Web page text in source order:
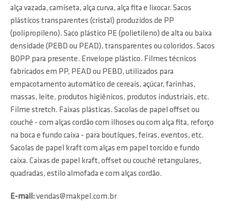
alça vazada, camiseta, alça curva, alça fita e lixocar. Sacos
plásticos transparentes (cristal) produzidos de PP
(polipropileno). Saco plástico PE (polietileno) de alta ou baixa
densidade (PEBD ou PEAD), transparentes ou coloridos. Sacos
BOPP para presente. Envelope plástico. Filmes técnicos
fabricados em PP, PEAD ou PEBD, utilizados para
empacotamento automático de cereais, açúcar, farinhas,
massas, leite, produtos higiênicos, produtos industriais, etc.
Filme stretch. Faixas plásticas. Sacolas de papel offset ou
couché - com alças cordão com ilhoses ou com alça fita, reforço
na boca e fundo caixa - para boutiques, feiras, eventos, etc.
Sacolas de papel kraft com alças em papel torcido e fundo
caixa. Caixas de papel kraft, offset ou couché retangulares,
quadradas, estilo almofada e com alças cordão.
E-mail:vendas@makpel.com.br